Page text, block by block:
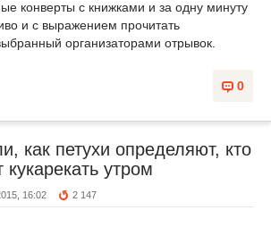
конверты с книжками и за одну минуту
и с выражением прочитать
организаторами отрывок.
0
как петухи определяют, кто
утром
16:02 2 147